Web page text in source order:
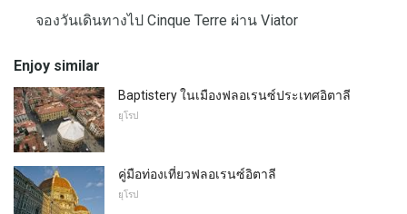
จองวันเดินทางไป Cinque Terre ผ่าน Viator
Enjoy similar
Baptistery ในเมืองฟลอเรนซ์ประเทศอิตาลี
ยุโรป
คู่มือท่องเที่ยวฟลอเรนซ์อิตาลี
ยุโรป